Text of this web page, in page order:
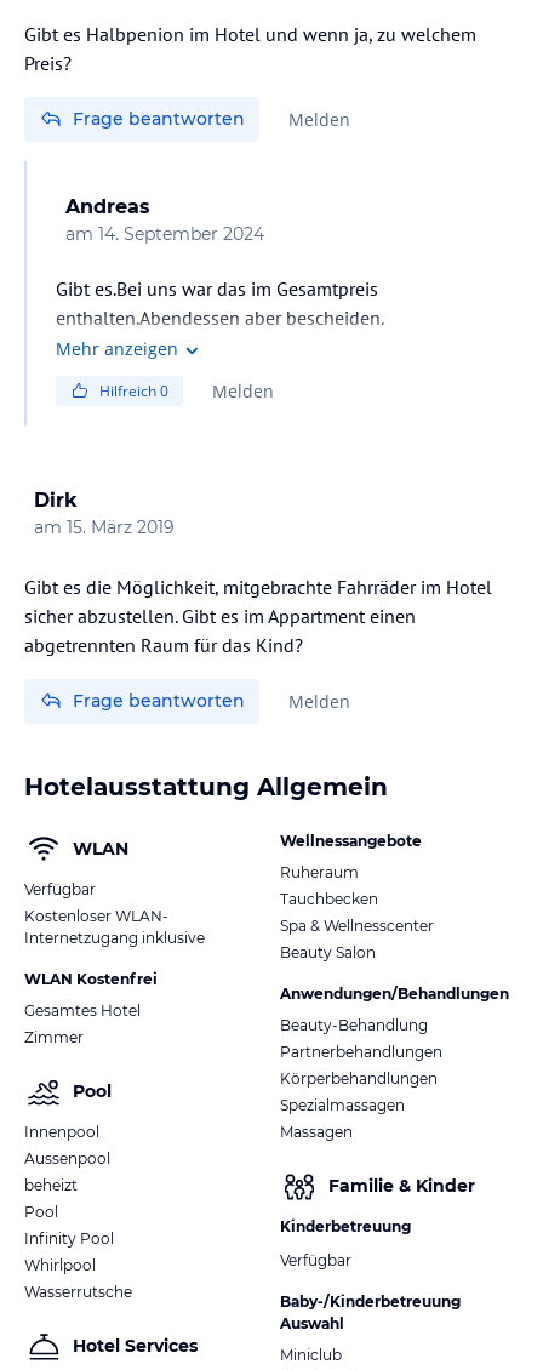
Gibt es Halbpenion im Hotel und wenn ja, zu welchem
Preis?
Frage beantworten Melden
Andreas
am 14. September 2024
Gibt es.Bei uns war das im Gesamtpreis
enthalten.Abendessen aber bescheiden.
Nudeln z.B.versalzen und matschig
Mehr anzeigen
Hilfreich0 Melden
Dirk
am 15. März 2019
Gibt es die Möglichkeit, mitgebrachte Fahrräder im Hotel
sicher abzustellen. Gibt es im Appartment einen
abgetrennten Raum für das Kind?
Frage beantworten Melden
Hotelausstattung Allgemein
WLAN
Verfügbar
Kostenloser WLAN-
Internetzugang inklusive
WLAN Kostenfrei
Gesamtes Hotel
Zimmer
Pool
Innenpool
Aussenpool
beheizt
Pool
Infinity Pool
Whirlpool
Wasserrutsche
Hotel Services
Wellnessangebote
Ruheraum
Tauchbecken
Spa & Wellnesscenter
Beauty Salon
Anwendungen/Behandlungen
Beauty-Behandlung
Partnerbehandlungen
Körperbehandlungen
Spezialmassagen
Massagen
Familie & Kinder
Kinderbetreuung
Verfügbar
Baby-/Kinderbetreuung
Auswahl
Miniclub